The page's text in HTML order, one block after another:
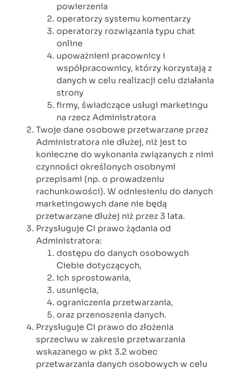
powierzenia
operatorzy systemu komentarzy
operatorzy rozwiązania typu chat
online
upoważnieni pracownicy i
współpracownicy, którzy korzystają z
danych w celu realizacji celu działania
strony
firmy, świadczące usługi marketingu
na rzecz Administratora
Twoje dane osobowe przetwarzane przez
Administratora nie dłużej, niż jest to
konieczne do wykonania związanych z nimi
czynności określonych osobnymi
przepisami (np. o prowadzeniu
rachunkowości). W odniesieniu do danych
marketingowych dane nie będą
przetwarzane dłużej niż przez 3 lata.
Przysługuje Ci prawo żądania od
Administratora:
dostępu do danych osobowych
Ciebie dotyczących,
ich sprostowania,
usunięcia,
ograniczenia przetwarzania,
oraz przenoszenia danych.
Przysługuje Ci prawo do złożenia
sprzeciwu w zakresie przetwarzania
wskazanego w pkt 3.2 wobec
przetwarzania danych osobowych w celu